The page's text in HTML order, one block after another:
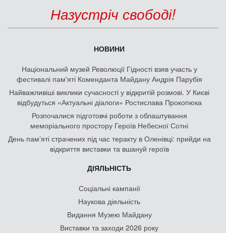
Назустріч свободі!
НОВИНИ
Національний музей Революції Гідності взяв участь у
фестивалі пам'яті Коменданта Майдану Андрія Парубія
Найважливіші виклики сучасності у відкритій розмові. У Києві
відбудуться «Актуальні діалоги» Ростислава Прокопюка
Розпочалися підготовчі роботи з облаштування
меморіального простору Героїв Небесної Сотні
День памʼяті страчених під час теракту в Оленівці: прийди на
відкриття виставки та вшануй героїв
ДІЯЛЬНІСТЬ
Соціальні кампанії
Наукова діяльність
Видання Музею Майдану
Виставки та заходи 2026 року